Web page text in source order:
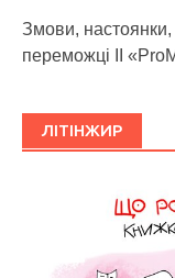
Змови, настоянки,
переможці ІІ
ЛІТІНЖИР